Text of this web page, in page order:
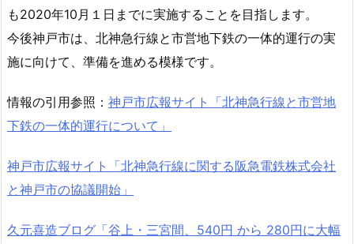
も2020年10月１日までに実施することを目指します。
今後神戸市は、北神急行線と市営地下鉄の一体的運行の実
施に向けて、準備を進める模様です。
情報の引用参照： 神戸市広報サイト「北神急行線と市営地
下鉄の一体的運行について」
神戸市広報サイト「北神急行線に関する阪急電鉄株式会社
と神戸市の協議開始」
久元喜造ブログ「谷上・三宮間、540円 から 280円に大幅